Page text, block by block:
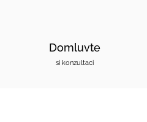
Domluvte
si konzultaci